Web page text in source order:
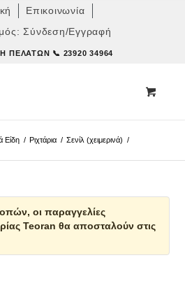
Επικοινωνία
Σύνδεση/Εγγραφή
ΠΕΛΑΤΏΝ 📞 23920 34964
Είδη / Ριχτάρια / Σενίλ (χειμερινά)
/
οι παραγγελίες
Teoran θα αποσταλούν στις